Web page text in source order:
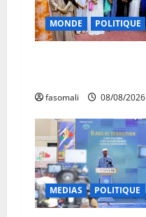
MONDE POLITIQUE
fasomali 08/08/2026
MEDIAS POLITIQUE